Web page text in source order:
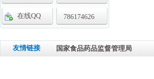
在线QQ 786174626
友情链接 国家食品药品监督管理局